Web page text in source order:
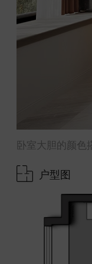
卧室大胆的颜色
户型图